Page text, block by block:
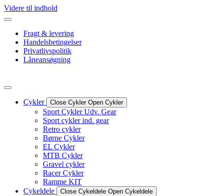
Videre til indhold
Fragt & levering
Handelsbetingelser
Privatlivspolitik
Låneansøgning
Cykler Close Cykler Open Cykler
Sport Cykler Udv. Gear
Sport cykler ind. gear
Retro cykler
Børne Cykler
EL Cykler
MTB Cykler
Gravel cykler
Racer Cykler
Ramme KIT
Cykeldele
Close Cykeldele Open Cykeldele